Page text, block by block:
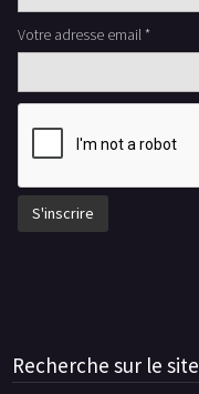
Votre adresse email *
Recherche sur le site